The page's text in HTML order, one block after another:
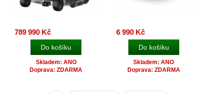
789 990 Kč
Skladem: ANO
Doprava: ZDARMA
6 990 Kč
Skladem: ANO
Doprava: ZDARMA